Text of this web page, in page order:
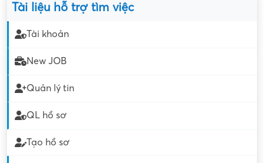
Tài liệu hỗ trợ tìm việc
Tài khoản
New JOB
Quản lý tin
QL hồ sơ
Tạo hồ sơ